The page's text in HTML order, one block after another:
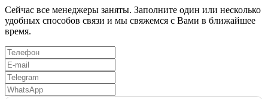
Сейчас все менеджеры заняты. Заполните один или несколько
удобных способов связи и мы свяжемся с Вами в ближайшее
время.